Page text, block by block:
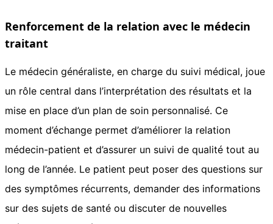
Renforcement de la relation avec le médecin
traitant
Le médecin généraliste, en charge du suivi médical, joue
un rôle central dans l’interprétation des résultats et la
mise en place d’un plan de soin personnalisé. Ce
moment d’échange permet d’améliorer la relation
médecin-patient et d’assurer un suivi de qualité tout au
long de l’année. Le patient peut poser des questions sur
des symptômes récurrents, demander des informations
sur des sujets de santé ou discuter de nouvelles